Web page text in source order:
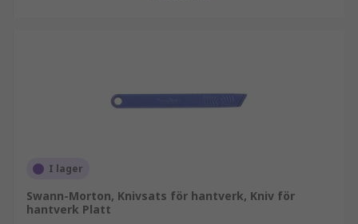
I lager
Swann-Morton, Knivsats för hantverk, Kniv för
hantverk Platt